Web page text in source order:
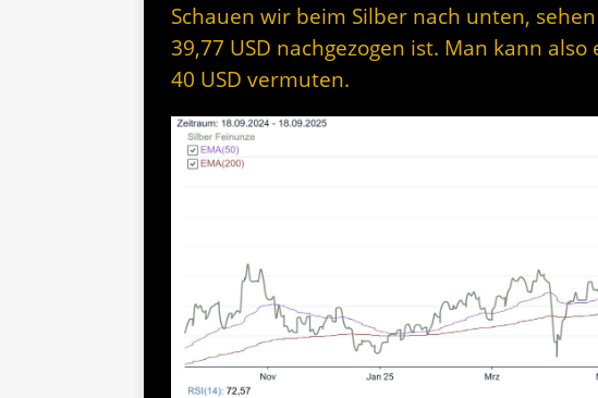
Schauen wir beim Silber nach unten,
39,77 USD nachgezogen ist. Man kann
40 USD vermuten.